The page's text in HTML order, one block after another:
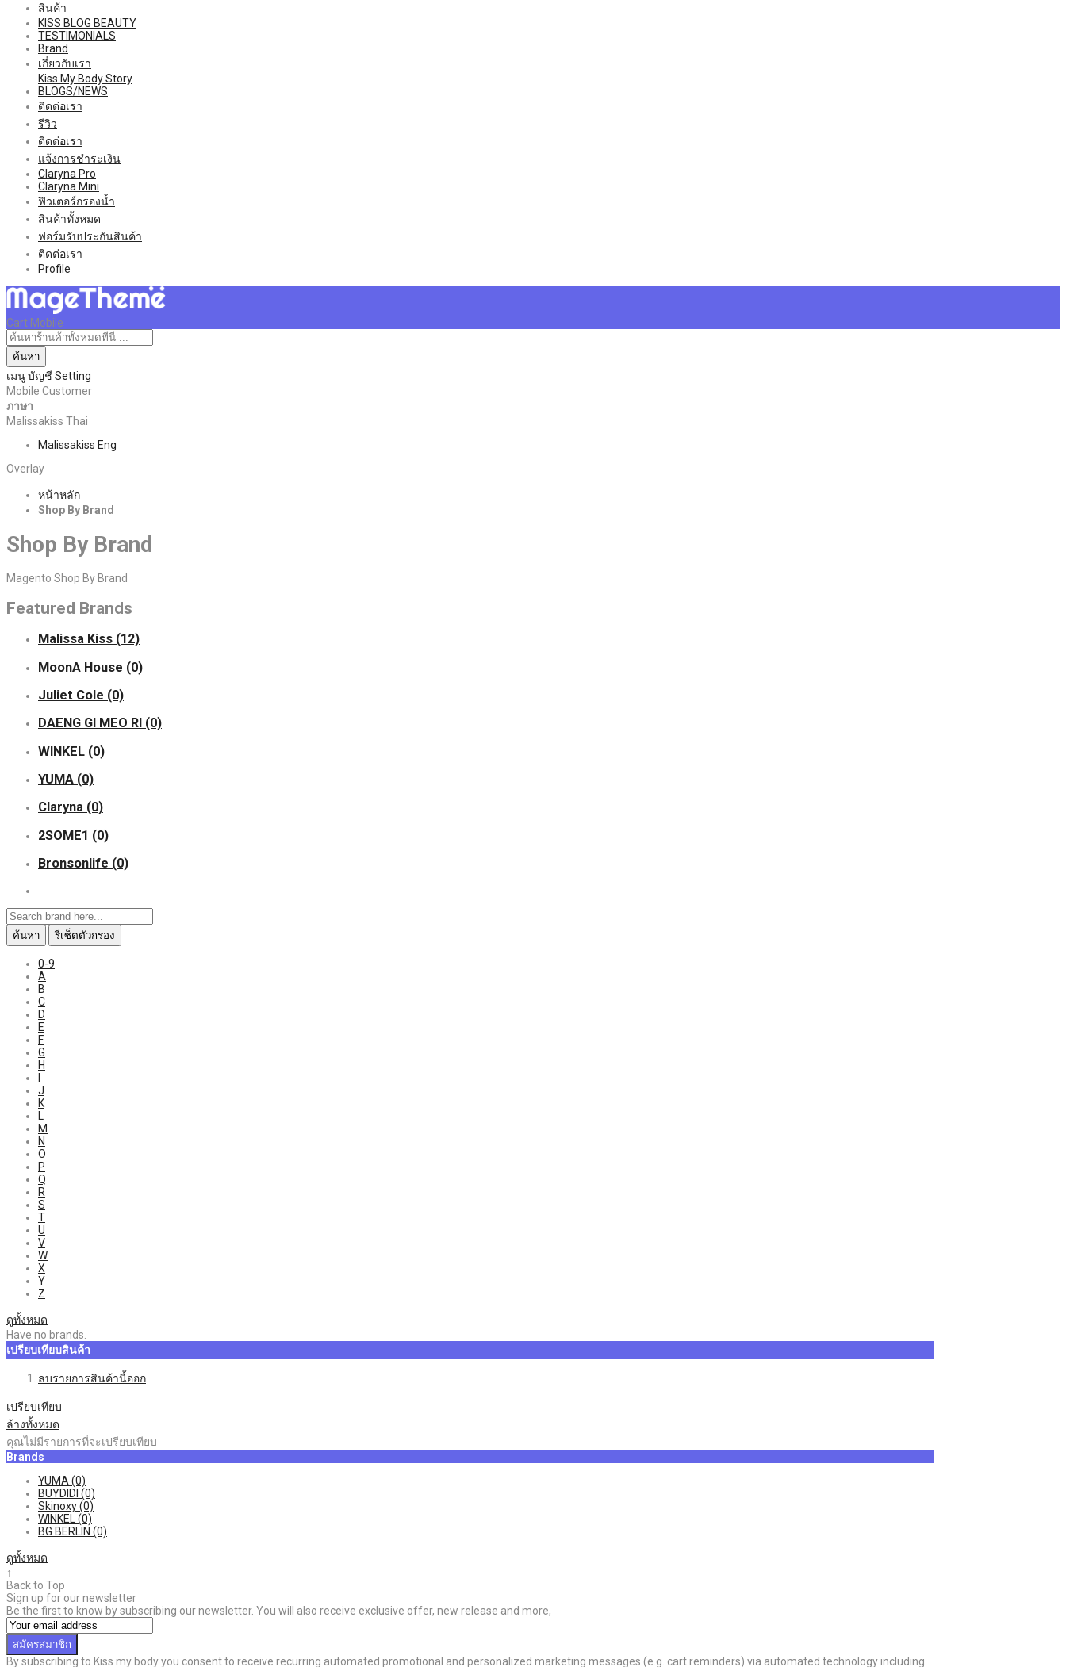
สินค้า
KISS BLOG BEAUTY
TESTIMONIALS
Brand
เกี่ยวกับเรา
Kiss My Body Story
BLOGS/NEWS
ติดต่อเรา
รีวิว
ติดต่อเรา
แจ้งการชำระเงิน
Claryna Pro
Claryna Mini
ฟิวเตอร์กรองน้ำ
สินค้าทั้งหมด
ฟอร์มรับประกันสินค้า
ติดต่อเรา
Profile
Cart Mobile
ค้นหา
เมนูบัญชี Setting
Mobile Customer
ภาษา
Malissakiss Thai
Malissakiss Eng
Overlay
หน้าหลัก
Shop By Brand
Shop By Brand
Magento Shop By Brand
Featured Brands
Malissa Kiss (12)
MoonA House (0)
Juliet Cole (0)
DAENG GI MEO RI (0)
WINKEL (0)
YUMA (0)
Claryna (0)
2SOME1 (0)
Bronsonlife (0)
ค้นหา รีเซ็ตตัวกรอง
0-9
A
B
C
D
E
F
G
H
I
J
K
L
M
N
O
P
Q
R
S
T
U
V
W
X
Y
Z
ดูทั้งหมด
Have no brands.
เปรียบเทียบสินค้า
ลบรายการสินค้านี้ออก
เปรียบเทียบ
ล้างทั้งหมด
คุณไม่มีรายการที่จะเปรียบเทียบ
Brands
YUMA (0)
BUYDIDI (0)
Skinoxy(0)
WINKEL (0)
BG BERLIN (0)
ดูทั้งหมด
↑
Back to Top
Sign up for our newsletter
Be the first to know by subscribing our newsletter. You will also receive exclusive offer, new release and more,
สมัครสมาชิก
By subscribing to Kiss my body you consent to receive recurring automated promotional and personalized marketing messages (e.g. cart reminders) via automated technology including